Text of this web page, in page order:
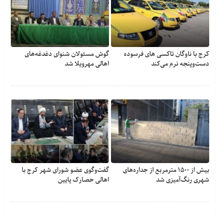
کرج با ناوگان تاکسی های فرسوده
دست‌وپنجه نرم می‌کند
گوش مسئولان شنوای دغدغه‎‌های
اهالی مهرویلا شد
بیش از ۱۵۰۰ مترمربع از جداره‌های
شهری رنگ‌آمیزی شد
گفت‌وگوی عضو شورای شهر کرج با
اهالی حصارک پایین